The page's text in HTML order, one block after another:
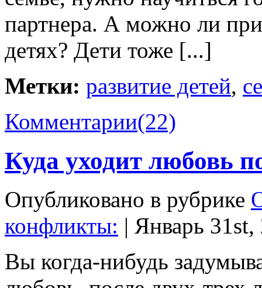
партнера. А можно ли
детях? Дети тоже [...]
Метки: развитие детей,
Комментарии(22)
Куда уходит любовь
Опубликовано в рубрике
конфликты: | Январь 31st,
Вы когда-нибудь